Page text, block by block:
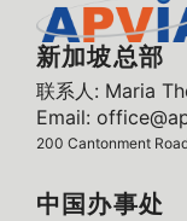
新加坡总部
联系人: Maria
Email:
200 Cantonment
中国办事处